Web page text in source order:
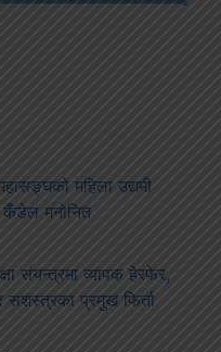
महिला उद्यमी
कँडेल मनोनित
संयन्त्रमा व्यापक हेरफेर,
सशस्त्रका प्रमुख फिर्ता